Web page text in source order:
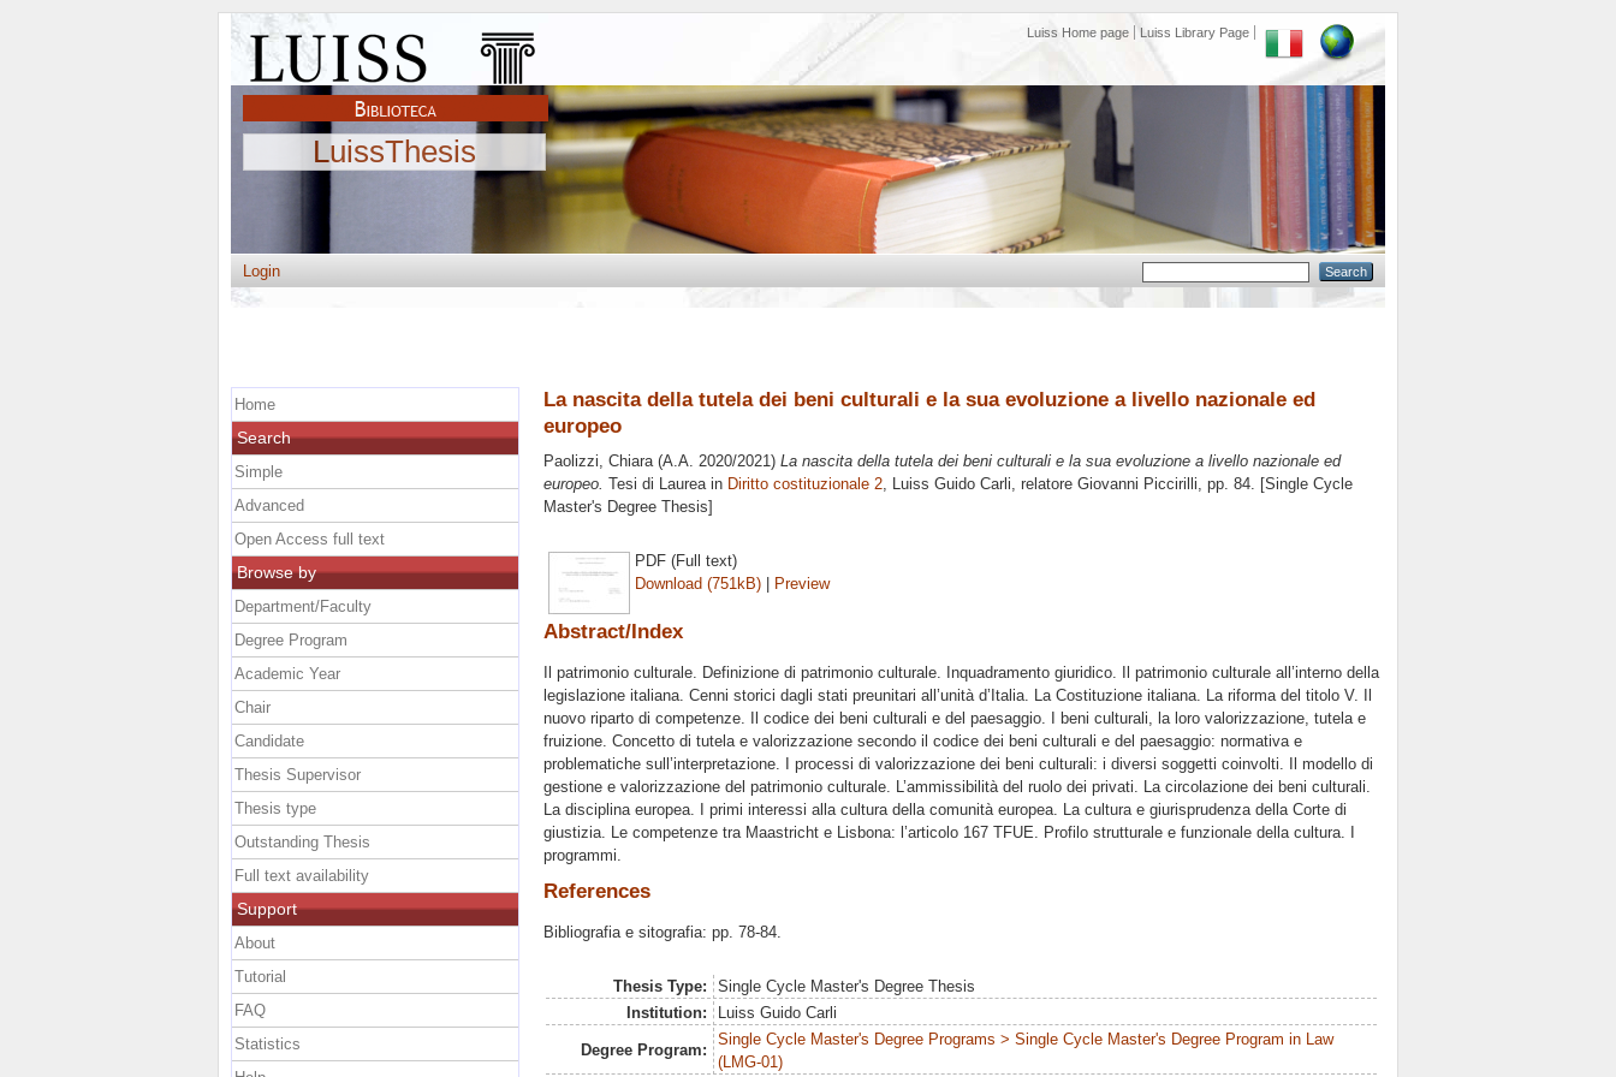
Luiss Home page Luiss Library Page
LuissThesis
Login
La nascita della tutela dei beni culturali e la sua evoluzione a livello nazionale ed
europeo
Paolizzi, Chiara(A.A. 2020/2021) La nascita della tutela dei beni culturali e la sua evoluzione a livello nazionale ed
europeo. Tesi di Laurea in Diritto costituzionale 2, Luiss Guido Carli, relatore Giovanni Piccirilli, pp. 84. [Single Cycle
Master's Degree Thesis]
PDF (Full text)
Download (751kB) | Preview
Abstract/Index
Il patrimonio culturale. Definizione di patrimonio culturale. Inquadramento giuridico. Il patrimonio culturale all’interno della
legislazione italiana. Cenni storici dagli stati preunitari all’unità d’Italia. La Costituzione italiana. La riforma del titolo V. Il
nuovo riparto di competenze. Il codice dei beni culturali e del paesaggio. I beni culturali, la loro valorizzazione, tutela e
fruizione. Concetto di tutela e valorizzazione secondo il codice dei beni culturali e del paesaggio: normativa e
problematiche sull’interpretazione. I processi di valorizzazione dei beni culturali: i diversi soggetti coinvolti. Il modello di
gestione e valorizzazione del patrimonio culturale. L’ammissibilità del ruolo dei privati. La circolazione dei beni culturali.
La disciplina europea. I primi interessi alla cultura della comunità europea. La cultura e giurisprudenza della Corte di
giustizia. Le competenze tra Maastricht e Lisbona: l’articolo 167 TFUE. Profilo strutturale e funzionale della cultura. I
programmi.
References
Bibliografia e sitografia: pp. 78-84.
Thesis Type:
Single Cycle Master's Degree Thesis
Institution:
Luiss Guido Carli
Degree Program:
Single Cycle Master's Degree Programs > Single Cycle Master's Degree Program in Law
(LMG-01)
Home
Search
Simple
Advanced
Open Access full text
Browse by
Department/Faculty
Degree Program
Academic Year
Chair
Candidate
Thesis Supervisor
Thesis type
Outstanding Thesis
Full text availability
Support
About
Tutorial
FAQ
Statistics